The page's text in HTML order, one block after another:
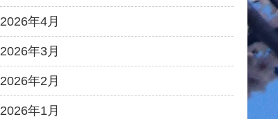
2026年4月
2026年3月
2026年2月
2026年1月